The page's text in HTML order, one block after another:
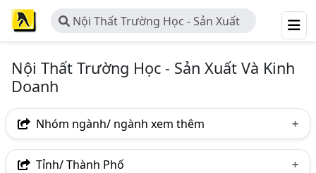
Nội Thất Trường Học - Sản Xuất
Và Kinh Doanh
Nội Thất Trường Học - Sản Xuất Và Kinh
Doanh
Nhóm ngành/ ngành xem thêm
Ngành nghề
Tỉnh/ Thành Phố